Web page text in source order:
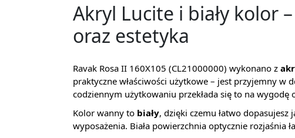
Akryl Lucite i biały kolor
oraz estetyka
Ravak Rosa II 160X105 (CL21000000) wykonano z
praktyczne właściwości użytkowe – jest przyjemny w
codziennym użytkowaniu przekłada się to na wygodę
Kolor wanny to biały, dzięki czemu łatwo dopasujesz
wyposażenia. Biała powierzchnia optycznie rozjaśnia